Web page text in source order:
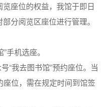
座位的权益，我馆于即日
分阅览区座位进行管理。
手机选座。
“我去图书馆”预约座位。当
座位，需在规定时间到馆签